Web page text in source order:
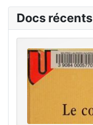
Docs récents